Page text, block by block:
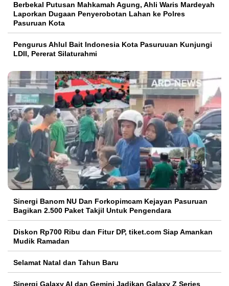
Berbekal Putusan Mahkamah Agung, Ahli Waris Mardeyah
Laporkan Dugaan Penyerobotan Lahan ke Polres
Pasuruan Kota
Pengurus Ahlul Bait Indonesia Kota Pasuruuan Kunjungi
LDII, Pererat Silaturahmi
Sinergi Banom NU Dan Forkopimcam Kejayan Pasuruan
Bagikan 2.500 Paket Takjil Untuk Pengendara
Diskon Rp700 Ribu dan Fitur DP, tiket.com Siap Amankan
Mudik Ramadan
Selamat Natal dan Tahun Baru
Sinergi Galaxy AI dan Gemini Jadikan Galaxy Z Series